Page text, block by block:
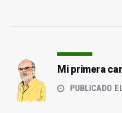
Mi primera
PUBLICADO